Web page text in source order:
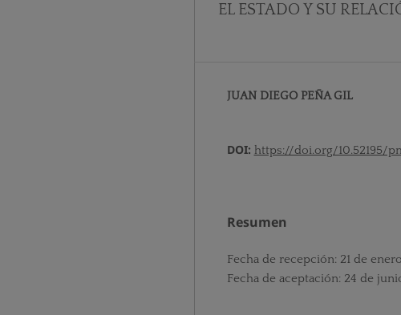
EL ESTADO Y SU
JUAN DIEGO PEÑA GIL
DOI: https://doi.org/10.52195/
Resumen
Fecha de recepción: 21 de
Fecha de aceptación: 24 de